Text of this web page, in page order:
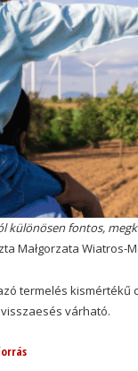
különösen fontos,
Małgorzata Wiatros-
termelés kismértékű
várható.